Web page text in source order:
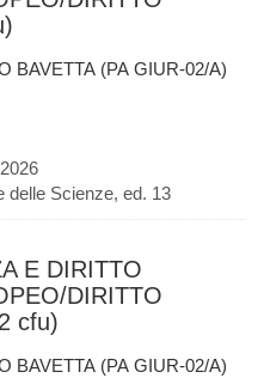
BAVETTA (PA GIUR-02/A)
delle Scienze, ed. 13
E DIRITTO
DIRITTO
cfu)
BAVETTA (PA GIUR-02/A)